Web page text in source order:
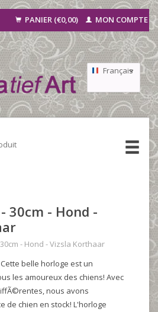
PANIER (€0,00) MON COMPTE
Français
Nederlands
30cm - Hond -
- Hond - Vizsla Korthaar
belle horloge est un
les amoureux des chiens! Avec
nous avons
de chien en stock! L'horloge